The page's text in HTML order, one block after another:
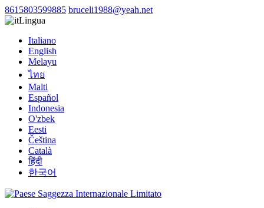
8615803599885 bruceli1988@yeah.net
Lingua
Italiano
English
Melayu
ไทย
Malti
Español
Indonesia
O'zbek
Eesti
Čeština
Català
हिंदी
한국어